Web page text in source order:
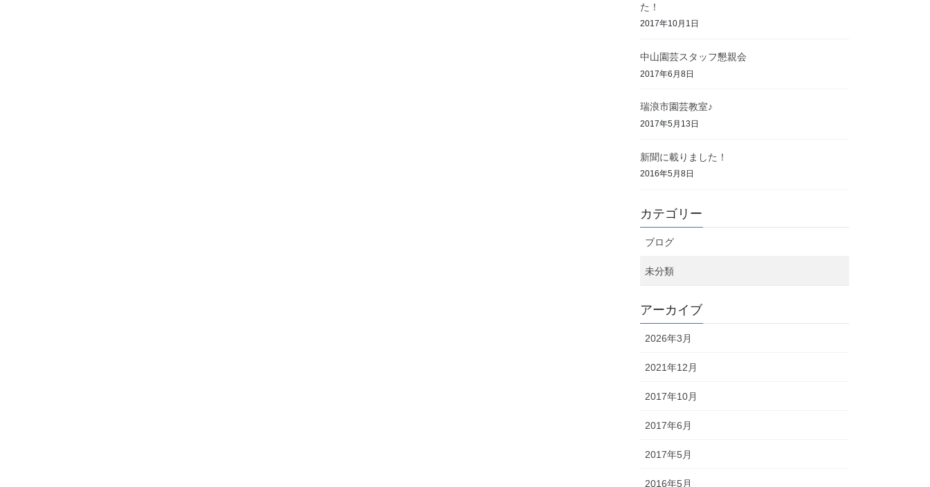
た！
2017年10月1日
中山園芸スタッフ懇親会
2017年6月8日
瑞浪市園芸教室♪
2017年5月13日
新聞に載りました！
2016年5月8日
カテゴリー
ブログ
未分類
アーカイブ
2026年3月
2021年12月
2017年10月
2017年6月
2017年5月
2016年5月